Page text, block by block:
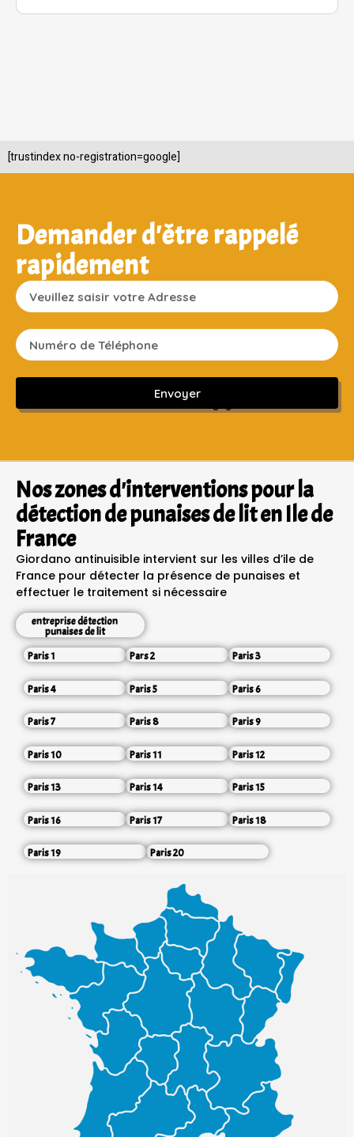
[trustindex no-registration=google]
Demander d'être rappelé
rapidement
Envoyer
Sans engagement ni frais cachés
Nos zones d'interventions pour la
détection de punaises de lit en Ile de
France
Giordano antinuisible intervient sur les villes d’ile de
France pour détecter la présence de punaises et
effectuer le traitement si nécessaire
entreprise détection
punaises de lit
Paris 1
Pars 2 Paris 3
Paris 4 Paris 5 Paris 6
Paris 7 Paris 8 Paris 9
Paris 10 Paris 11 Paris 12
Paris 13 Paris 14 Paris 15
Paris 16 Paris 17 Paris 18
Paris 19 Paris 20